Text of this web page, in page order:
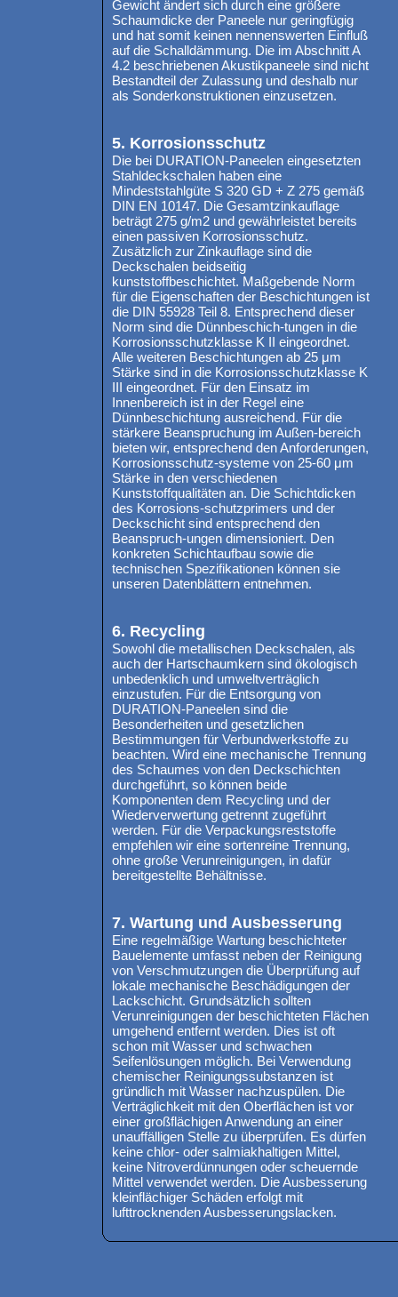
Gewicht ändert sich durch eine größere
Schaumdicke der Paneele nur geringfügig
und hat somit keinen nennenswerten Einfluß
auf die Schalldämmung. Die im Abschnitt A
4.2 beschriebenen Akustikpaneele sind nicht
Bestandteil der Zulassung und deshalb nur
als Sonderkonstruktionen einzusetzen.
5. Korrosionsschutz
Die bei DURATION-Paneelen eingesetzten
Stahldeckschalen haben eine
Mindeststahlgüte S 320 GD + Z 275 gemäß
DIN EN 10147. Die Gesamtzinkauflage
beträgt 275 g/m2 und gewährleistet bereits
einen passiven Korrosionsschutz.
Zusätzlich zur Zinkauflage sind die
Deckschalen beidseitig
kunststoffbeschichtet. Maßgebende Norm
für die Eigenschaften der Beschichtungen ist
die DIN 55928 Teil 8. Entsprechend dieser
Norm sind die Dünnbeschich-tungen in die
Korrosionsschutzklasse K II eingeordnet.
Alle weiteren Beschichtungen ab 25 μm
Stärke sind in die Korrosionsschutzklasse K
III eingeordnet. Für den Einsatz im
Innenbereich ist in der Regel eine
Dünnbeschichtung ausreichend. Für die
stärkere Beanspruchung im Außen-bereich
bieten wir, entsprechend den Anforderungen,
Korrosionsschutz-systeme von 25-60 μm
Stärke in den verschiedenen
Kunststoffqualitäten an. Die Schichtdicken
des Korrosions-schutzprimers und der
Deckschicht sind entsprechend den
Beanspruch-ungen dimensioniert. Den
konkreten Schichtaufbau sowie die
technischen Spezifikationen können sie
unseren Datenblättern entnehmen.
6. Recycling
Sowohl die metallischen Deckschalen, als
auch der Hartschaumkern sind ökologisch
unbedenklich und umweltverträglich
einzustufen. Für die Entsorgung von
DURATION-Paneelen sind die
Besonderheiten und gesetzlichen
Bestimmungen für Verbundwerkstoffe zu
beachten. Wird eine mechanische Trennung
des Schaumes von den Deckschichten
durchgeführt, so können beide
Komponenten dem Recycling und der
Wiederverwertung getrennt zugeführt
werden. Für die Verpackungsreststoffe
empfehlen wir eine sortenreine Trennung,
ohne große Verunreinigungen, in dafür
bereitgestellte Behältnisse.
7. Wartung und Ausbesserung
Eine regelmäßige Wartung beschichteter
Bauelemente umfasst neben der Reinigung
von Verschmutzungen die Überprüfung auf
lokale mechanische Beschädigungen der
Lackschicht. Grundsätzlich sollten
Verunreinigungen der beschichteten Flächen
umgehend entfernt werden. Dies ist oft
schon mit Wasser und schwachen
Seifenlösungen möglich. Bei Verwendung
chemischer Reinigungssubstanzen ist
gründlich mit Wasser nachzuspülen. Die
Verträglichkeit mit den Oberflächen ist vor
einer großflächigen Anwendung an einer
unauffälligen Stelle zu überprüfen. Es dürfen
keine chlor- oder salmiakhaltigen Mittel,
keine Nitroverdünnungen oder scheuernde
Mittel verwendet werden. Die Ausbesserung
kleinflächiger Schäden erfolgt mit
lufttrocknenden Ausbesserungslacken.